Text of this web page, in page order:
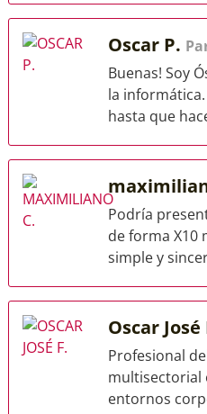
Oscar P.
Buenas! Soy
la
hasta que
Podría
de forma X10
simple y
Oscar José
Profesional
multisectorial
entornos